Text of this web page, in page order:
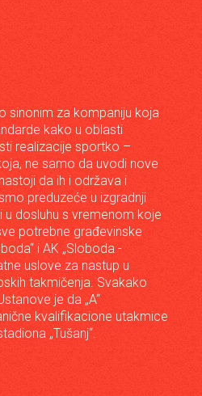
sinonim za kompaniju koja
kako u oblasti
realizacije sportko –
ne samo da uvodi nove
da ih i održava i
preduzeće u izgradnji
dosluhu s vremenom koje
potrebne građevinske
i AK „Sloboda -
uslove za nastup u
takmičenja. Svakako
je da „A“
kvalifikacione utakmice
„Tušanj“.